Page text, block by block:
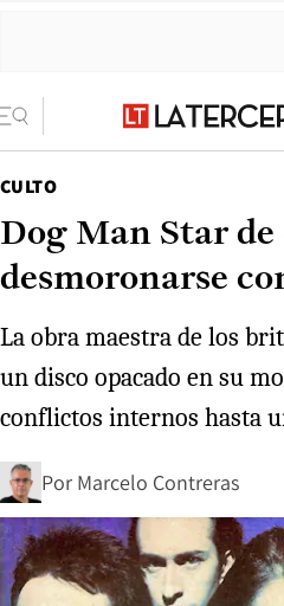
CULTO
Dog Man Star de
desmoronarse
La obra maestra de los
un disco opacado en su
conflictos internos hasta
Por Marcelo Contreras